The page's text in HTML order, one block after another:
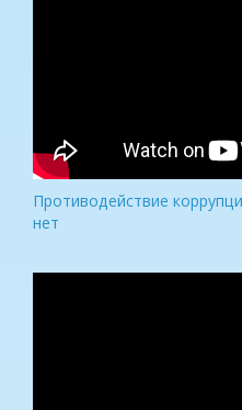
Противодействие
нет